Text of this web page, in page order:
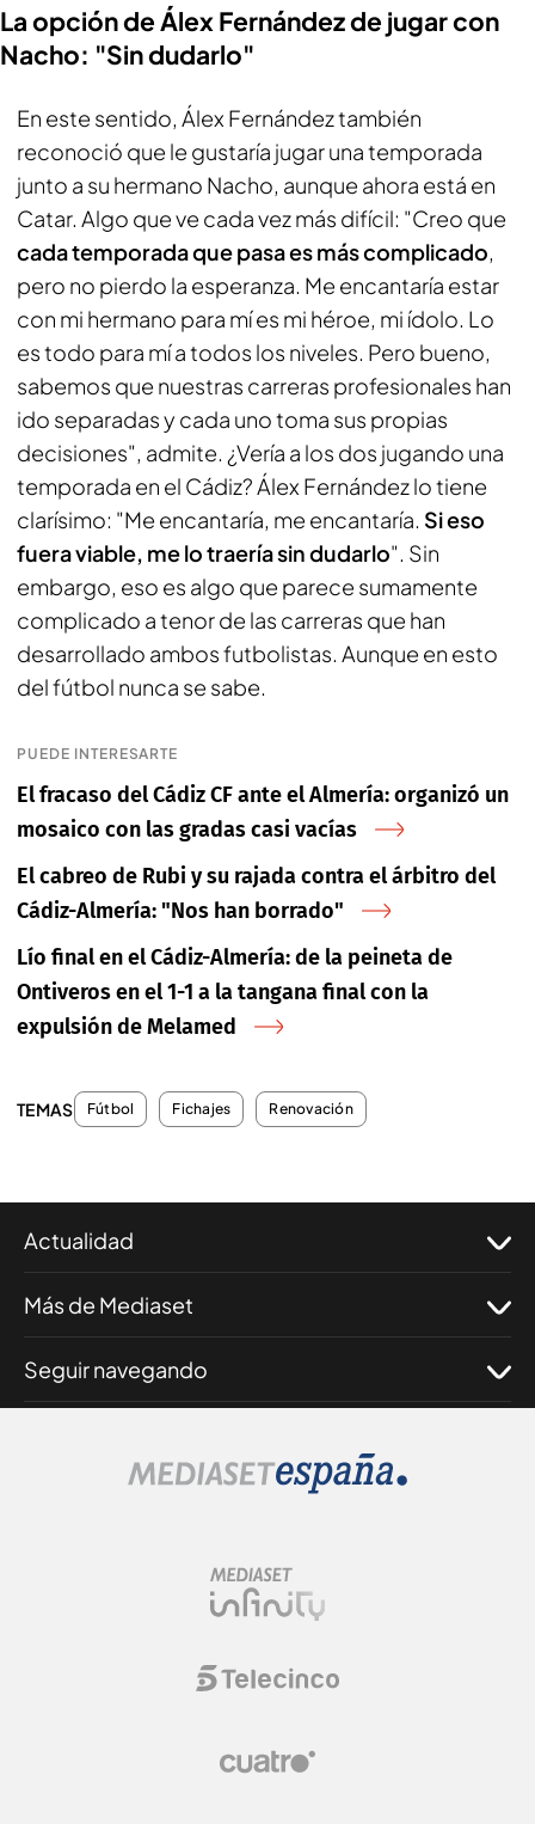
La opción de Álex Fernández de jugar con
Nacho: "Sin dudarlo"
En este sentido, Álex Fernández también
reconoció que le gustaría jugar una temporada
junto a su hermano Nacho, aunque ahora está en
Catar. Algo que ve cada vez más difícil: "Creo que
cada temporada que pasa es más complicado,
pero no pierdo la esperanza. Me encantaría estar
con mi hermano para mí es mi héroe, mi ídolo. Lo
es todo para mí a todos los niveles. Pero bueno,
sabemos que nuestras carreras profesionales han
ido separadas y cada uno toma sus propias
decisiones", admite. ¿Vería a los dos jugando una
temporada en el Cádiz? Álex Fernández lo tiene
clarísimo: "Me encantaría, me encantaría. Si eso
fuera viable, me lo traería sin dudarlo". Sin
embargo, eso es algo que parece sumamente
complicado a tenor de las carreras que han
desarrollado ambos futbolistas. Aunque en esto
del fútbol nunca se sabe.
PUEDE INTERESARTE
El fracaso del Cádiz CF ante el Almería: organizó un
mosaico con las gradas casi vacías
El cabreo de Rubi y su rajada contra el árbitro del
Cádiz-Almería: "Nos han borrado"
Lío final en el Cádiz-Almería: de la peineta de
Ontiveros en el 1-1 a la tangana final con la
expulsión de Melamed
TEMAS Fútbol Fichajes Renovación
Actualidad
Más de Mediaset
Seguir navegando